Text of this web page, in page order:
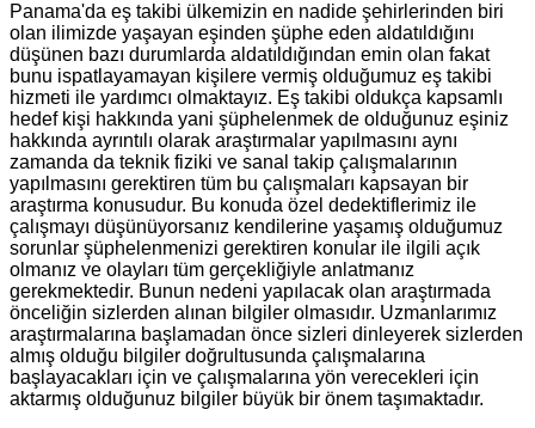
Panama'da eş takibi ülkemizin en nadide şehirlerinden biri
olan ilimizde yaşayan eşinden şüphe eden aldatıldığını
düşünen bazı durumlarda aldatıldığından emin olan fakat
bunu ispatlayamayan kişilere vermiş olduğumuz eş takibi
hizmeti ile yardımcı olmaktayız. Eş takibi oldukça kapsamlı
hedef kişi hakkında yani şüphelenmek de olduğunuz eşiniz
hakkında ayrıntılı olarak araştırmalar yapılmasını aynı
zamanda da teknik fiziki ve sanal takip çalışmalarının
yapılmasını gerektiren tüm bu çalışmaları kapsayan bir
araştırma konusudur. Bu konuda özel dedektiflerimiz ile
çalışmayı düşünüyorsanız kendilerine yaşamış olduğumuz
sorunlar şüphelenmenizi gerektiren konular ile ilgili açık
olmanız ve olayları tüm gerçekliğiyle anlatmanız
gerekmektedir. Bunun nedeni yapılacak olan araştırmada
önceliğin sizlerden alınan bilgiler olmasıdır. Uzmanlarımız
araştırmalarına başlamadan önce sizleri dinleyerek sizlerden
almış olduğu bilgiler doğrultusunda çalışmalarına
başlayacakları için ve çalışmalarına yön verecekleri için
aktarmış olduğunuz bilgiler büyük bir önem taşımaktadır.